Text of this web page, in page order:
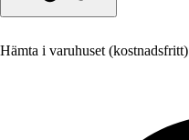
Hämta i varuhuset (kostnadsfritt)